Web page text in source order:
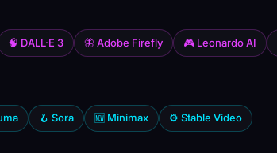
🧠 DALL·E 3 🦋 Adobe Firefly 🎮 Leonardo AI
🪝 Sora 🆕 Minimax ⚙ Stable Video